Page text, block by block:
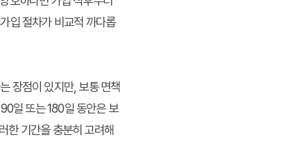
입 절차가 비교적 까다롭
장점이 있지만, 보통 면책
일 또는 180일 동안은 보
한 기간을 충분히 고려해